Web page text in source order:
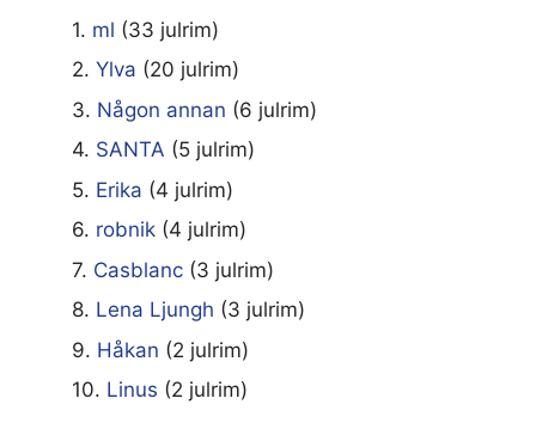
1. ml (33 julrim)
2. Ylva (20 julrim)
3. Någon annan (6 julrim)
4. SANTA (5 julrim)
5. Erika (4 julrim)
6. robnik (4 julrim)
7. Casblanc (3 julrim)
8. Lena Ljungh (3 julrim)
9. Håkan (2 julrim)
10. Linus (2 julrim)